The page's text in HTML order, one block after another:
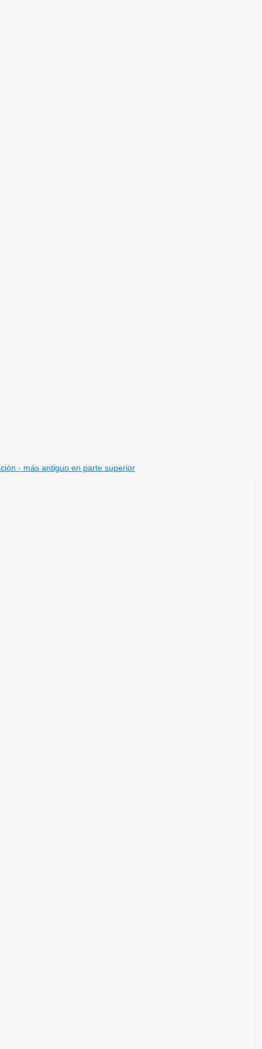
- más antiguo en parte superior